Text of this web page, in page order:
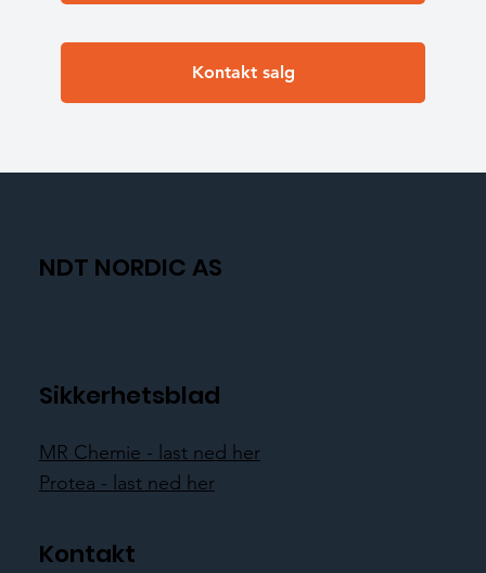
Kontakt salg
NDT NORDIC AS
Sikkerhetsblad
MR Chemie - last ned her
Protea - last ned her
Kontakt